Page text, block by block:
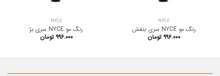
NYCE
رنگ مو NYCE سری بنفش
۹۹۶.۰۰۰ تومان
NYCE
رنگ مو NYCE سری بژ
۹۹۶.۰۰۰ تومان